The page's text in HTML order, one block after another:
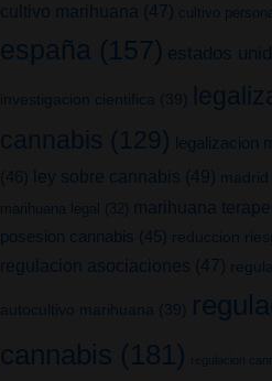
cultivo marihuana (47) cultivo
españa (157) estados
investigacion cientifica (39)
cannabis (129) legalizacion
(46) ley sobre cannabis (49) madrid
marihuana legal (32) marihuana
posesion cannabis (45) reduccion
regulacion asociaciones (47)
autocultivo marihuana (39)
cannabis (181) regulacion